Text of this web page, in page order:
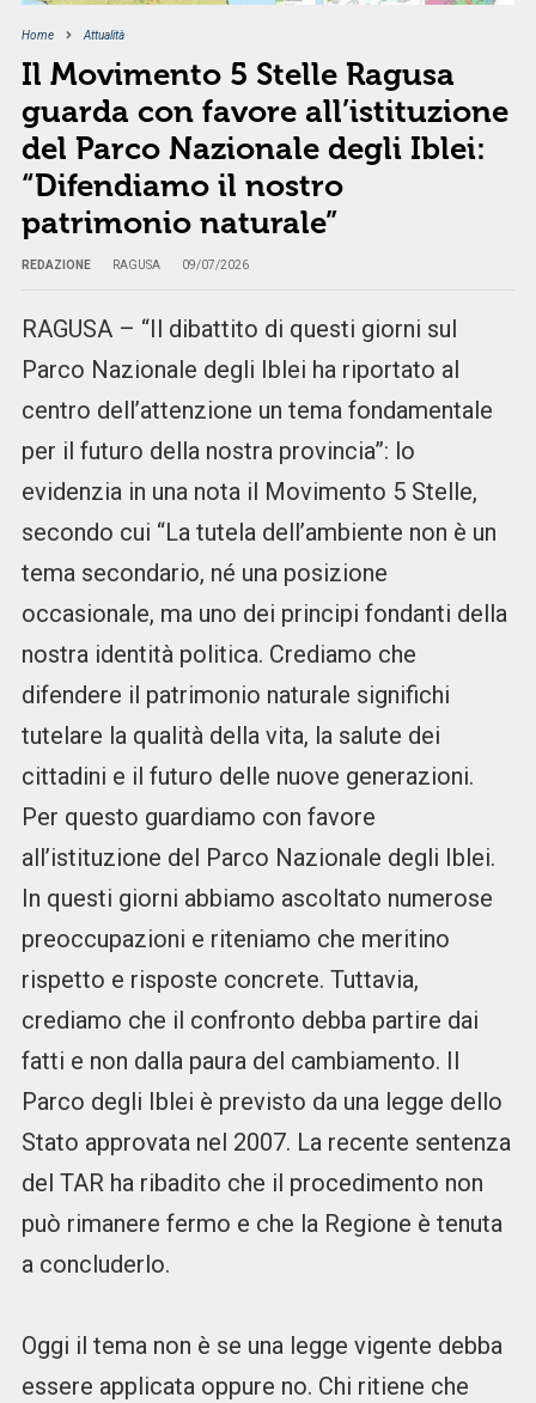
Home Attualità
Il Movimento 5 Stelle Ragusa
guarda con favore all’istituzione
del Parco Nazionale degli Iblei:
“Difendiamo il nostro
patrimonio naturale”
REDAZIONE RAGUSA 09/07/2026
RAGUSA – “Il dibattito di questi giorni sul
Parco Nazionale degli Iblei ha riportato al
centro dell’attenzione un tema fondamentale
per il futuro della nostra provincia”: lo
evidenzia in una nota il Movimento 5 Stelle,
secondo cui “La tutela dell’ambiente non è un
tema secondario, né una posizione
occasionale, ma uno dei principi fondanti della
nostra identità politica. Crediamo che
difendere il patrimonio naturale significhi
tutelare la qualità della vita, la salute dei
cittadini e il futuro delle nuove generazioni.
Per questo guardiamo con favore
all’istituzione del Parco Nazionale degli Iblei.
In questi giorni abbiamo ascoltato numerose
preoccupazioni e riteniamo che meritino
rispetto e risposte concrete. Tuttavia,
crediamo che il confronto debba partire dai
fatti e non dalla paura del cambiamento. Il
Parco degli Iblei è previsto da una legge dello
Stato approvata nel 2007. La recente sentenza
del TAR ha ribadito che il procedimento non
può rimanere fermo e che la Regione è tenuta
a concluderlo.
Oggi il tema non è se una legge vigente debba
essere applicata oppure no. Chi ritiene che